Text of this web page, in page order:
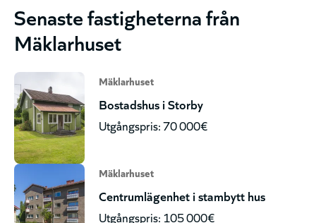
Senaste fastigheterna från
Mäklarhuset
Mäklarhuset
Bostadshus i Storby
Utgångspris: 70 000€
Mäklarhuset
Centrumlägenhet i stambytt hus
Utgångspris: 105 000€